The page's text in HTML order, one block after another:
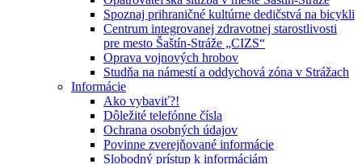
Spoznaj prihraničné kultúrne dedičstvá na bicykli
Centrum integrovanej zdravotnej starostlivosti
pre mesto Šaštín-Stráže „CIZS“
Oprava vojnových hrobov
Studňa na námestí a oddychová zóna v Strážach
Informácie
Ako vybaviť?!
Dôležité telefónne čísla
Ochrana osobných údajov
Povinne zverejňované informácie
Slobodný prístup k informáciám